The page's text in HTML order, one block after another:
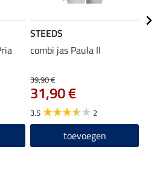
STEEDS
combi jas Paula II
39,90 €
31,90 €
3.5 2
toevoegen